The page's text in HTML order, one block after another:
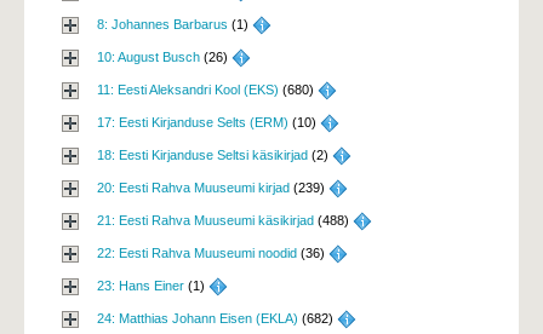
8: Johannes Barbarus (1)
10: August Busch (26)
11: Eesti Aleksandri Kool (EKS) (680)
17: Eesti Kirjanduse Selts (ERM) (10)
18: Eesti Kirjanduse Seltsi käsikirjad (2)
20: Eesti Rahva Muuseumi kirjad (239)
21: Eesti Rahva Muuseumi käsikirjad (488)
22: Eesti Rahva Muuseumi noodid (36)
23: Hans Einer (1)
24: Matthias Johann Eisen (EKLA) (682)